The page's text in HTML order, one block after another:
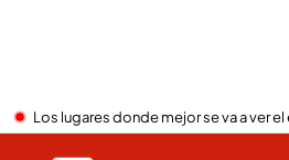
Los lugares donde mejor se va a ver